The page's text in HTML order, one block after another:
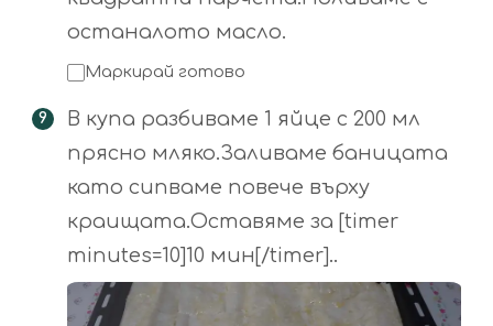
останалото масло.
Маркирай готово
В купа разбиваме 1 яйце с 200 мл
прясно мляко.Заливаме баницата
като сипваме повече върху
краищата.Оставяме за [timer
minutes=10]10 мин[/timer]..